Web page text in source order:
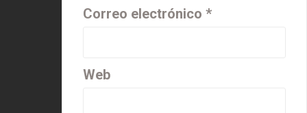
Correo electrónico *
Web